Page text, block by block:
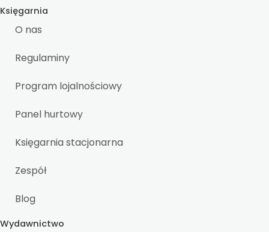
Księgarnia
O nas
Regulaminy
Program lojalnościowy
Panel hurtowy
Księgarnia stacjonarna
Zespół
Blog
Wydawnictwo